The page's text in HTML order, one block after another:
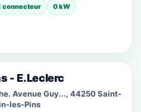
connecteur 0 kW
- E.Leclerc
Avenue Guy..., 44250 Saint-
les-Pins